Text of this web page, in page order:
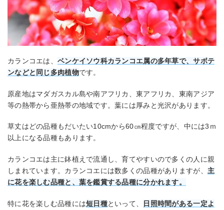
カランコエは、 ベンケイソウ科カランコエ属の多年草で、サボテ
ンなどと同じ多肉植物です。
原産地はマダガスカル島や南アフリカ、東アフリカ、東南アジア
等の熱帯から亜熱帯の地域です。葉には厚みと光沢があります。
草丈はどの品種もだいたい10cmから60㎝程度ですが、中には3ｍ
以上になる品種もあります。
カランコエは主に鉢植えで流通し、育てやすいので多くの人に親
しまれています。カランコエには数多くの品種がありますが、 主
に花を楽しむ品種と、葉を鑑賞する品種に分かれます。
特に花を楽しむ品種には短日種といって、
日照時間がある一定よ